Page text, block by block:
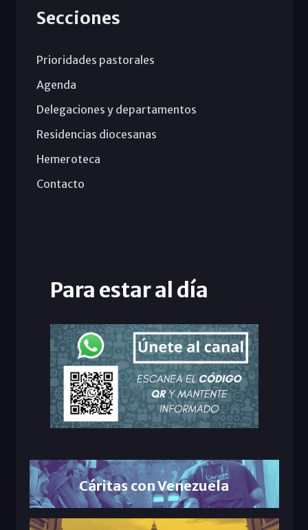
Secciones
Prioridades pastorales
Agenda
Delegaciones y departamentos
Residencias diocesanas
Hemeroteca
Contacto
Para estar al día
Cáritas con Venezuela